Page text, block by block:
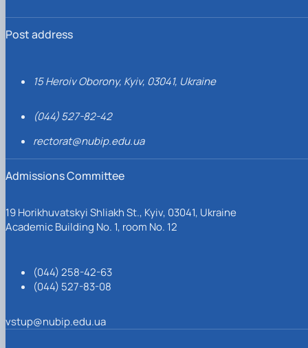
Post address
15 Heroiv Oborony, Kyiv, 03041, Ukraine
(044) 527-82-42
rectorat@nubip.edu.ua
Admissions Committee
19 Horikhuvatskyi Shliakh St., Kyiv, 03041, Ukraine
Academic Building No. 1, room No. 12
(044) 258-42-63
(044) 527-83-08
vstup@nubip.edu.ua